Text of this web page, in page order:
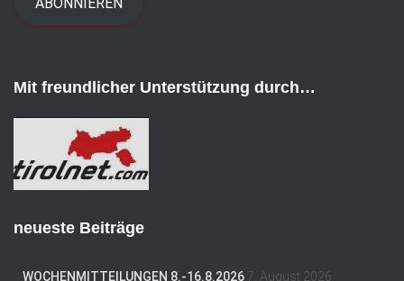
d
e
s
e
Mit freundlicher Unterstützung durch…
neueste Beiträge
WOCHENMITTEILUNGEN 8.-16.8.2026 7. August 2026